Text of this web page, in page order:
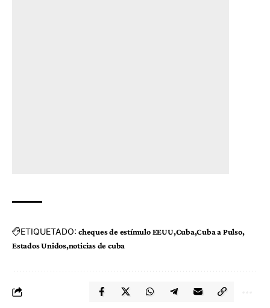
ETIQUETADO: cheques de estímulo EEUU Cuba Cuba a Pulso
Estados Unidos noticias de cuba